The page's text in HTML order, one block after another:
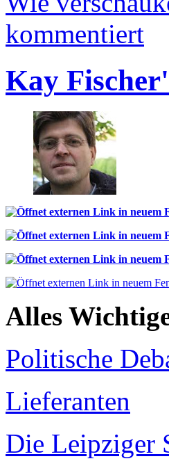
kommentiert
Kay
Alles
Politische
Lieferanten
Die Leipziger